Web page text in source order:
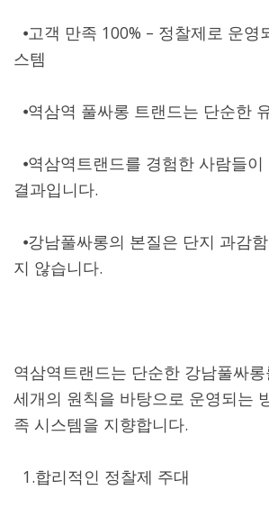
⦁고객 만족 100% – 정찰제로 운영
스템
⦁역삼역 풀싸롱 트랜드는 단순한
⦁역삼역트랜드를 경험한 사람들
결과입니다.
⦁강남풀싸롱의 본질은 단지 과감
지 않습니다.
역삼역트랜드는 단순한 강남풀싸
세개의 원칙을 바탕으로 운영되는
족 시스템을 지향합니다.
1.합리적인 정찰제 주대